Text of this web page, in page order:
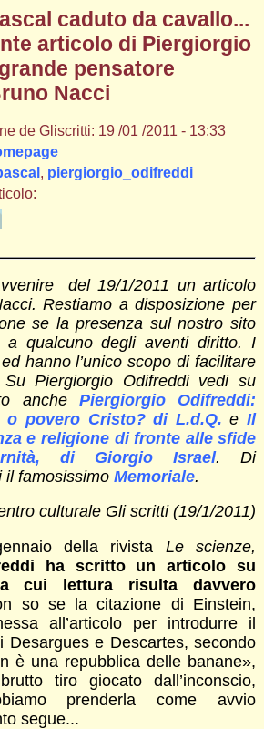
caduto da cavallo...
articolo di Piergiorgio
pensatore
Nacci
de Gliscritti: 19 /01 /2011 - 13:33
, piergiorgio_odifreddi
del 19/1/2011 un articolo
Restiamo a disposizione per
se la presenza sul nostro sito
a qualcuno degli aventi diritto. I
hanno l’unico scopo di facilitare
Piergiorgio Odifreddi vedi su
anche Piergiorgio Odifreddi:
o povero Cristo? di L.d.Q. eIl
e religione di fronte alle sfide
di Giorgio Israel. Di
il famosissimo Memoriale.
culturale Gli scritti (19/1/2011)
della rivista Le scienze,
ha scritto un articolo su
cui lettura risulta davvero
so se la citazione di Einstein,
all’articolo per introdurre il
Desargues e Descartes, secondo
è una repubblica delle banane»,
tiro giocato dall’inconscio,
prenderla come avvio
segue...